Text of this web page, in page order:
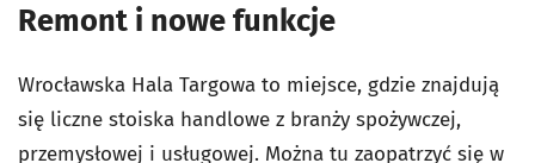
Remont i nowe funkcje
Wrocławska Hala Targowa to miejsce, gdzie znajdują
się liczne stoiska handlowe z branży spożywczej,
przemysłowej i usługowej. Można tu zaopatrzyć się w